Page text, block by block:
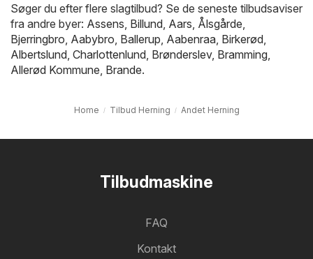
Søger du efter flere slagtilbud? Se de seneste tilbudsaviser
fra andre byer: Assens Billund Aars Ålsgårde
Bjerringbro Aabybro Ballerup Aabenraa Birkerød
Albertslund Charlottenlund Brønderslev, Bramming
Allerød Kommune Brande.
Home Tilbud Herning Andet Herning
Tilbudmaskine
FAQ
Kontakt